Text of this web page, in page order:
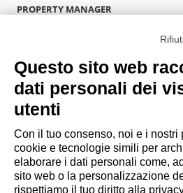
PROPERTY MANAGER
OSPITI
Prenota un soggiorno
Soggiorni lunghi
Esperienze per gli ospiti
Sconti per gli ospiti
Convenzioni per Aziende
Questo sito web
dati personali dei
utenti
Con il tuo consenso, noi e i nostri
cookie e tecnologie simili per
elaborare i dati personali come,
sito web o la personalizzazione
rispettiamo il tuo diritto alla